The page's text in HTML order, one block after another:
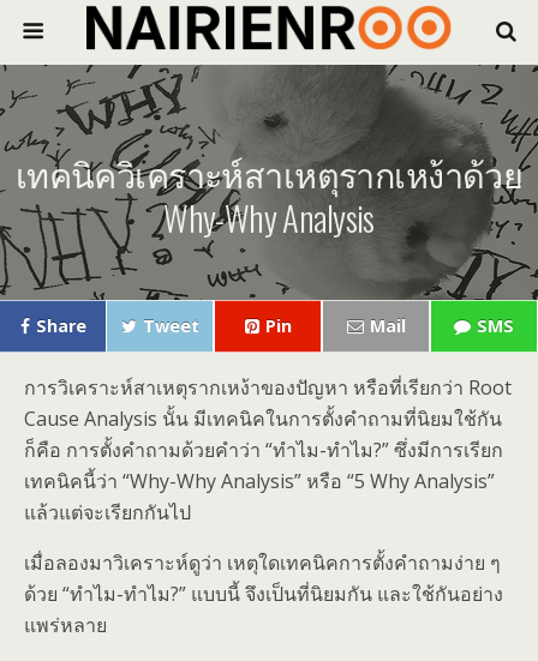
เทคนิควิเคราะห์สาเหตุรากเหง้าด้วย
Why-Why Analysis
Share Tweet Pin Mail SMS
การวิเคราะห์สาเหตุรากเหง้าของปัญหา หรือที่เรียกว่า Root
Cause Analysis นั้น มีเทคนิคในการตั้งคำถามที่นิยมใช้กัน
ก็คือ การตั้งคำถามด้วยคำว่า “ทำไม-ทำไม?” ซึ่งมีการเรียก
เทคนิคนี้ว่า “Why-Why Analysis” หรือ “5 Why Analysis”
แล้วแต่จะเรียกกันไป
เมื่อลองมาวิเคราะห์ดูว่า เหตุใดเทคนิคการตั้งคำถามง่าย ๆ
ด้วย “ทำไม-ทำไม?” แบบนี้ จึงเป็นที่นิยมกัน และใช้กันอย่าง
แพร่หลาย